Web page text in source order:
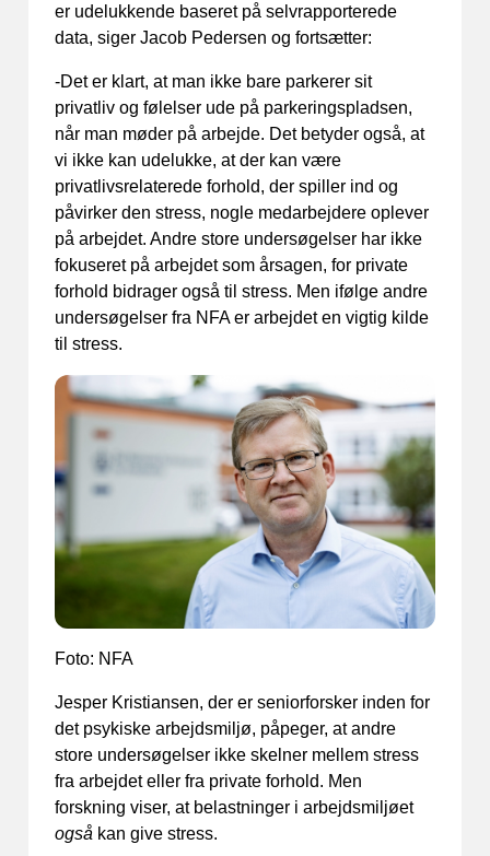
er udelukkende baseret på selvrapporterede
data, siger Jacob Pedersen og fortsætter:
-Det er klart, at man ikke bare parkerer sit
privatliv og følelser ude på parkeringspladsen,
når man møder på arbejde. Det betyder også, at
vi ikke kan udelukke, at der kan være
privatlivsrelaterede forhold, der spiller ind og
påvirker den stress, nogle medarbejdere oplever
på arbejdet. Andre store undersøgelser har ikke
fokuseret på arbejdet som årsagen, for private
forhold bidrager også til stress. Men ifølge andre
undersøgelser fra NFA er arbejdet en vigtig kilde
til stress.
Foto: NFA
Jesper Kristiansen, der er seniorforsker inden for
det psykiske arbejdsmiljø, påpeger, at andre
store undersøgelser ikke skelner mellem stress
fra arbejdet eller fra private forhold. Men
forskning viser, at belastninger i arbejdsmiljøet
også kan give stress.